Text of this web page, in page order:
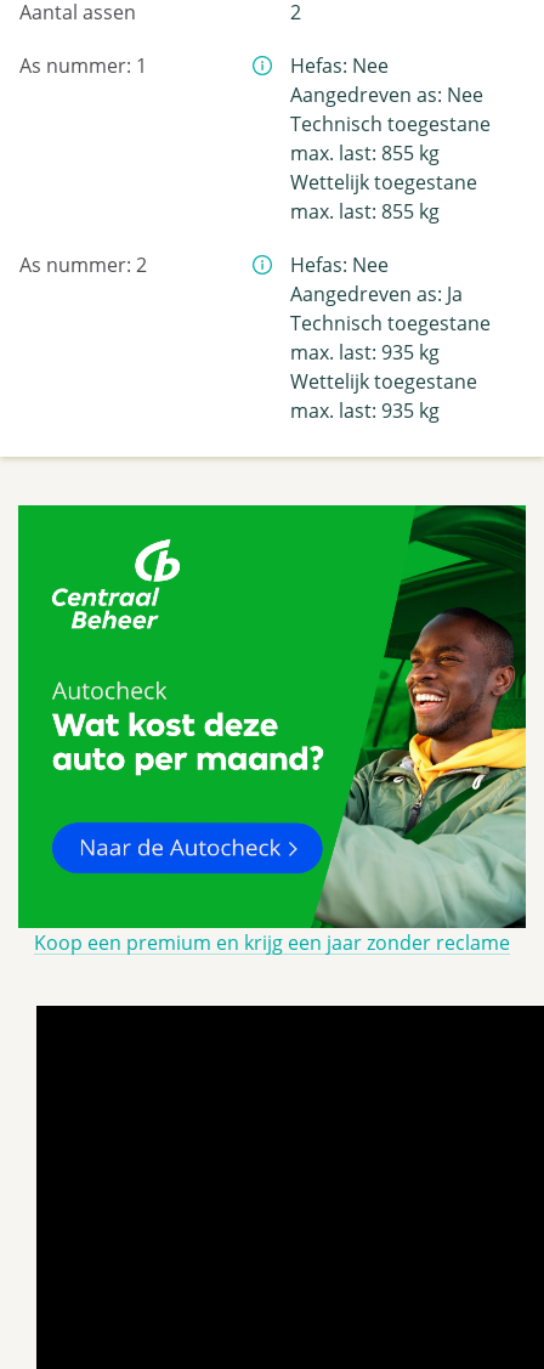
Aantal assen
2
As nummer: 1
Hefas: Nee
Aangedreven as: Nee
Technisch toegestane
max. last: 855 kg
Wettelijk toegestane
max. last: 855 kg
As nummer: 2
Hefas: Nee
Aangedreven as: Ja
Technisch toegestane
max. last: 935 kg
Wettelijk toegestane
max. last: 935 kg
Koop een premium en krijg een jaar zonder reclame